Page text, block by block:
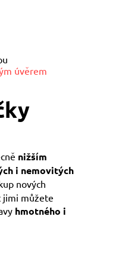
úvěrem
nižším
i nemovitých
nových
jimi můžete
hmotného i